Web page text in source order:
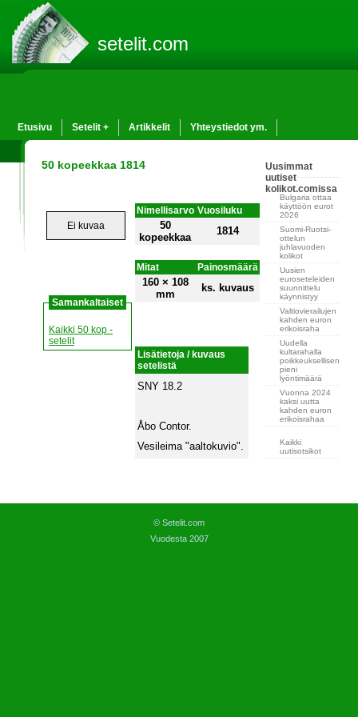
setelit.com
Etusivu Setelit + Artikkelit Yhteystiedot ym.
50 kopeekkaa 1814
Ei kuvaa
Samankaltaiset
Kaikki 50 kop -
setelit
Nimellisarvo Vuosiluku
50
kopeekkaa
1814
Mitat Painosmäärä
160 × 108
mm
ks. kuvaus
Lisätietoja / kuvaus
setelistä
SNY 18.2
Åbo Contor.
Vesileima "aaltokuvio".
Uusimmat
uutiset
kolikot.comissa
Bulgaria ottaa
käyttöön eurot
2026
Suomi-Ruotsi-
ottelun
juhlavuoden
kolikot
Uusien
euroseteleiden
suunnittelu
käynnistyy
Valtiovierailujen
kahden euron
erikoisraha
Uudella
kultarahalla
poikkeuksellisen
pieni
lyöntimäärä
Vuonna 2024
kaksi uutta
kahden euron
erikoisrahaa
Kaikki
uutisotsikot
© Setelit.com
Vuodesta 2007